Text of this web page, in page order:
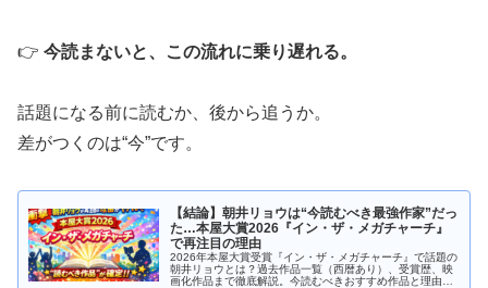
👉 今読まないと、この流れに乗り遅れる。
話題になる前に読むか、後から追うか。
差がつくのは“今”です。
【結論】朝井リョウは“今読むべき最強作家”だっ
た…本屋大賞2026『イン・ザ・メガチャーチ』
で再注目の理由
2026年本屋大賞受賞『イン・ザ・メガチャーチ』で話題の
朝井リョウとは？過去作品一覧（西暦あり）、受賞歴、映
画化作品まで徹底解説。今読むべきおすすめ作品と理由も